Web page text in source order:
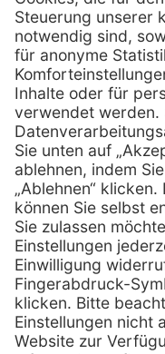
E-Mail:
Services
Fernwartung
Vorteile
Eigenmarke
Leasing
Techn. Service
Kataloge